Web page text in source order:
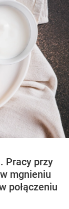
Pracy przy
mgnieniu
połączeniu